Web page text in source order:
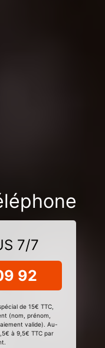
7/7
92
de 15€ TTC,
(nom, prénom,
valide). Au-
à 9,5€ TTC par